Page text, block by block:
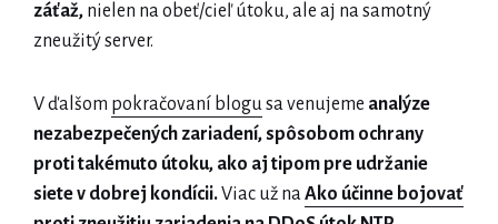
záťaž, nielen na obeť/cieľ útoku, ale aj na samotný
zneužitý server.
V ďalšom pokračovaní blogusa venujeme analýze
nezabezpečených zariadení,spôsobom ochrany
proti takémuto útoku, ako aj tipom pre udržanie
siete v dobrej kondícii.Viac už naAko účinne bojovať